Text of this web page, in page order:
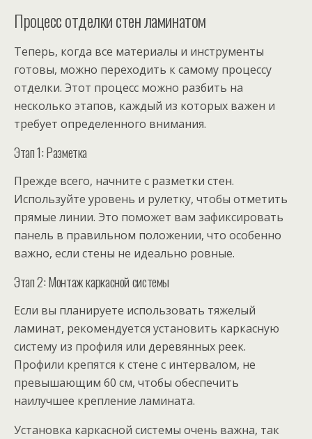
Процесс отделки стен ламинатом
Теперь, когда все материалы и инструменты
готовы, можно переходить к самому процессу
отделки. Этот процесс можно разбить на
несколько этапов, каждый из которых важен и
требует определенного внимания.
Этап 1: Разметка
Прежде всего, начните с разметки стен.
Используйте уровень и рулетку, чтобы отметить
прямые линии. Это поможет вам зафиксировать
панель в правильном положении, что особенно
важно, если стены не идеально ровные.
Этап 2: Монтаж каркасной системы
Если вы планируете использовать тяжелый
ламинат, рекомендуется установить каркасную
систему из профиля или деревянных реек.
Профили крепятся к стене с интервалом, не
превышающим 60 см, чтобы обеспечить
наилучшее крепление ламината.
Установка каркасной системы очень важна, так